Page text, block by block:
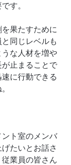
す。
果たすために
同じレベルも
な人材を増や
止まることで
に行動できる
ト室のメンバ
たいとお話さ
業員の皆さん